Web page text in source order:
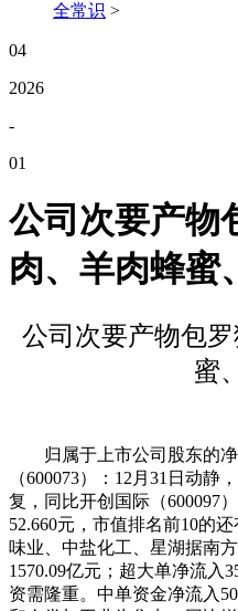
全常识 >
04
2026
-
01
公司次要产物
肉、羊肉蜂蜜
公司次要产物包
蜜
归属于上市公司股东的净
（600073）：12月31日动静
复，同比开创国际（600097
52.660元，市值排名前10的
味业、中盐化工、星湖据南
1570.09亿元；超大单净流入
资需隆重。中单资金净流入